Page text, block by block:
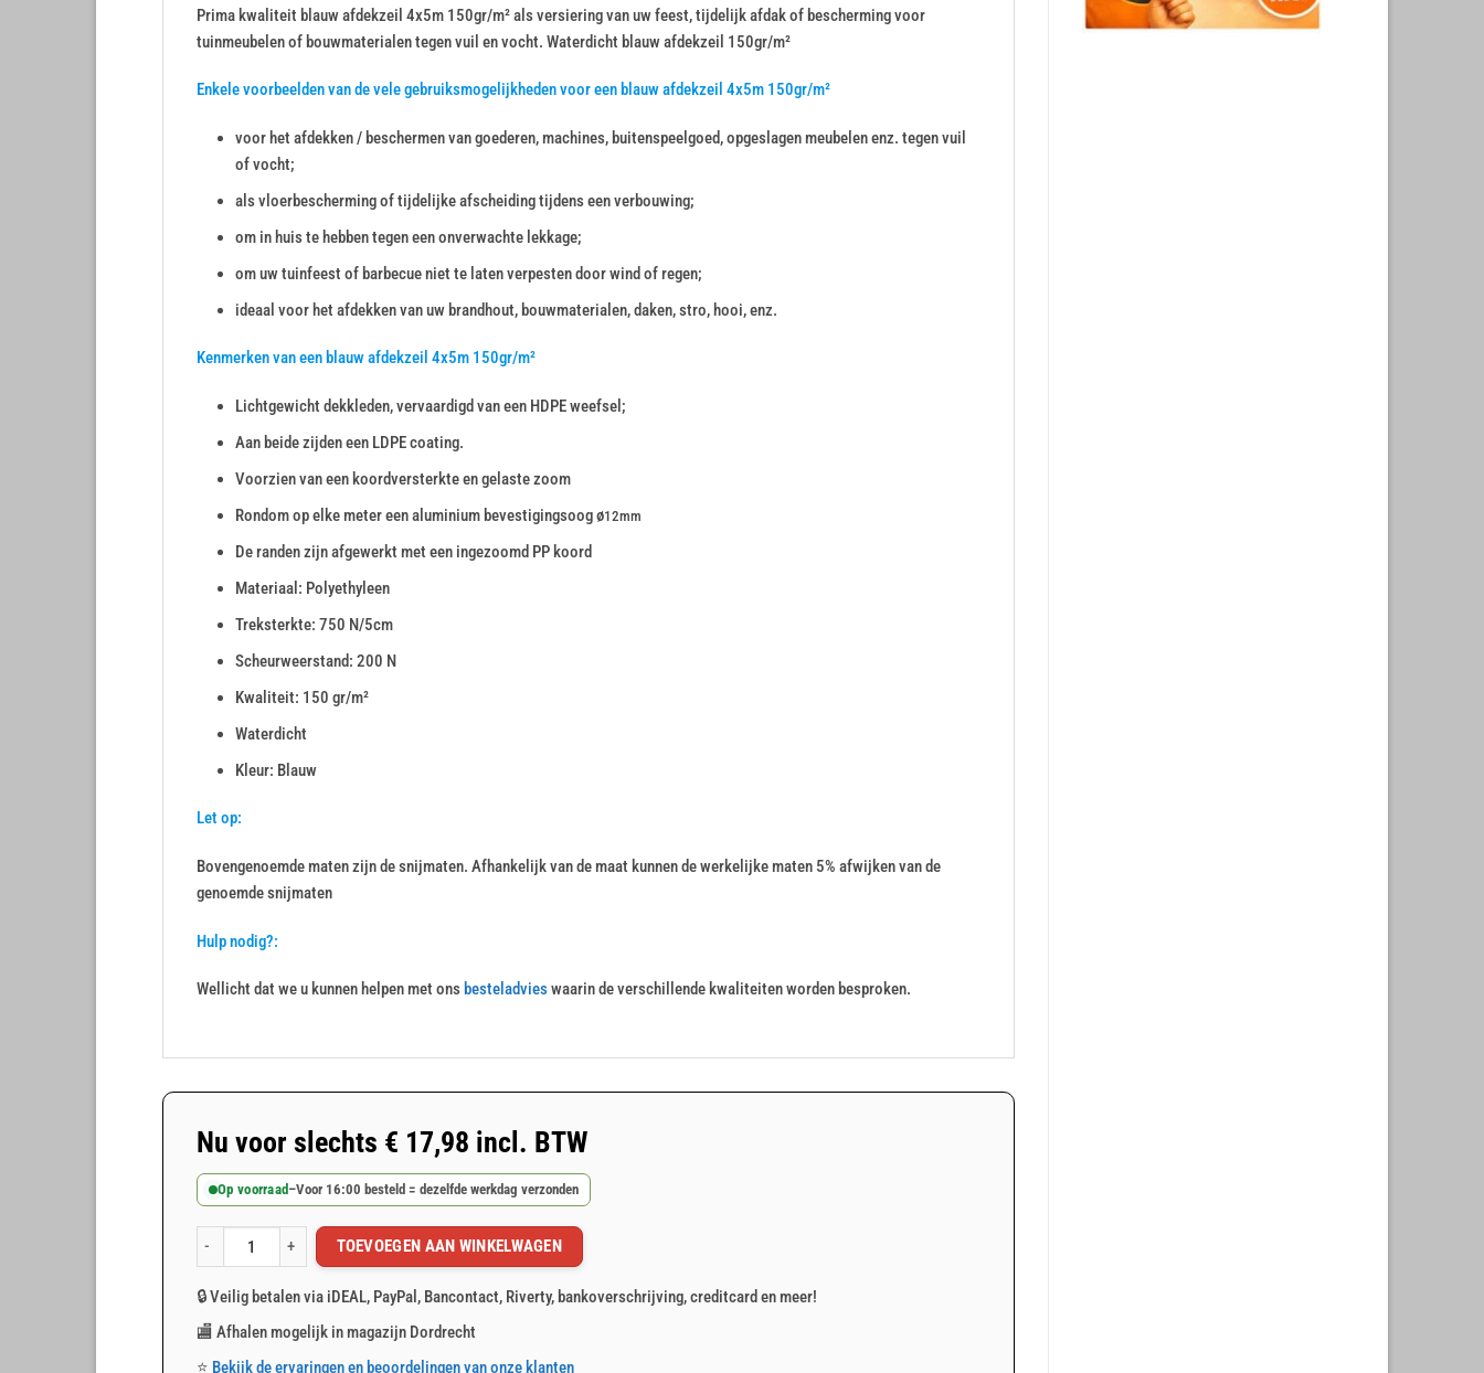
Prima kwaliteit blauw afdekzeil 4x5m 150gr/m² als versiering van uw feest, tijdelijk afdak of bescherming voor
tuinmeubelen of bouwmaterialen tegen vuil en vocht. Waterdicht blauw afdekzeil 150gr/m²
Enkele voorbeelden van de vele gebruiksmogelijkheden voor een blauw afdekzeil 4x5m 150gr/m²
voor het afdekken / beschermen van goederen, machines, buitenspeelgoed, opgeslagen meubelen enz. tegen vuil
of vocht;
als vloerbescherming of tijdelijke afscheiding tijdens een verbouwing;
om in huis te hebben tegen een onverwachte lekkage;
om uw tuinfeest of barbecue niet te laten verpesten door wind of regen;
ideaal voor het afdekken van uw brandhout, bouwmaterialen, daken, stro, hooi, enz.
Kenmerken van een blauw afdekzeil 4x5m 150gr/m²
Lichtgewicht dekkleden, vervaardigd van een HDPE weefsel;
Aan beide zijden een LDPE coating.
Voorzien van een koordversterkte en gelaste zoom
Rondom op elke meter een aluminium bevestigingsoog ø12mm
De randen zijn afgewerkt met een ingezoomd PP koord
Materiaal: Polyethyleen
Treksterkte: 750 N/5cm
Scheurweerstand: 200 N
Kwaliteit: 150 gr/m²
Waterdicht
Kleur: Blauw
Let op:
Bovengenoemde maten zijn de snijmaten. Afhankelijk van de maat kunnen de werkelijke maten 5% afwijken van de
genoemde snijmaten
Hulp nodig?:
Wellicht dat we u kunnen helpen met ons besteladvieswaarin de verschillende kwaliteiten worden besproken.
Nu voor slechts € 17,98 incl. BTW
Op voorraad–Voor 16:00 besteld = dezelfde werkdag verzonden
Blauw afdekzeil 4x5m 150gr/m² aantalTOEVOEGEN AAN WINKELWAGEN
🔒 Veilig betalen via iDEAL, PayPal, Bancontact, Riverty, bankoverschrijving, creditcard en meer!
🏬 Afhalen mogelijk in magazijn Dordrecht
⭐ Bekijk de ervaringen en beoordelingen van onze klanten